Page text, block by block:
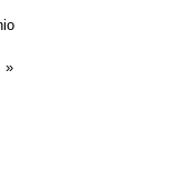
»